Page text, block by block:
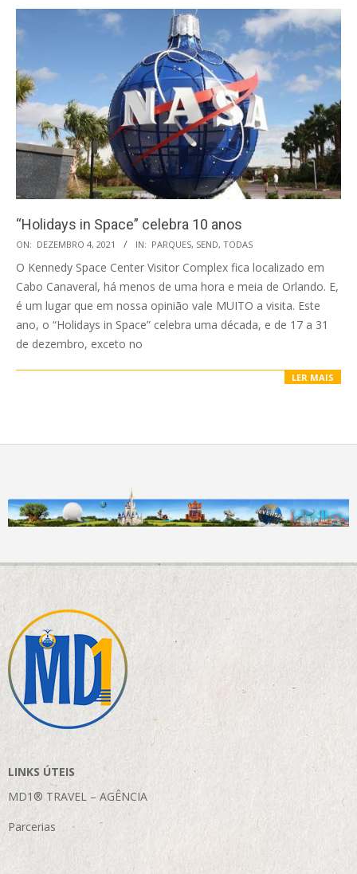
“Holidays in Space” celebra 10 anos
2021-
12-
04
ON: DEZEMBRO 4, 2021 IN: PARQUES, SEND, TODAS
O Kennedy Space Center Visitor Complex fica localizado em
Cabo Canaveral, há menos de uma hora e meia de Orlando. E,
é um lugar que em nossa opinião vale MUITO a visita. Este
ano, o “Holidays in Space” celebra uma década, e de 17 a 31
de dezembro, exceto no
LER MAIS
LINKS ÚTEIS
MD1® TRAVEL – AGÊNCIA
Parcerias